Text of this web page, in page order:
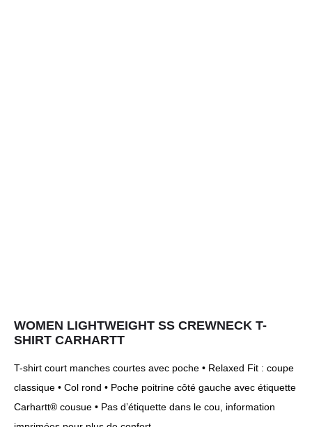
WOMEN LIGHTWEIGHT SS CREWNECK T-
SHIRT CARHARTT
T-shirt court manches courtes avec poche • Relaxed Fit : coupe
classique • Col rond • Poche poitrine côté gauche avec étiquette
Carhartt® cousue • Pas d’étiquette dans le cou, information